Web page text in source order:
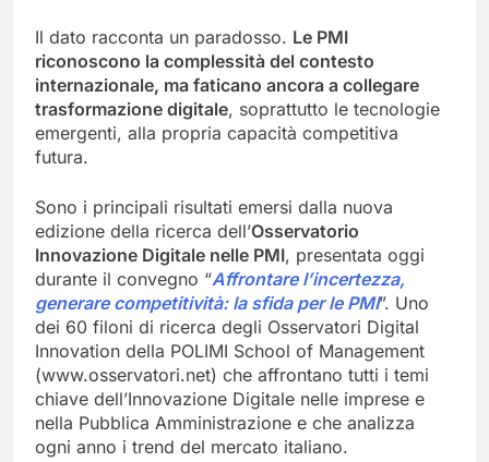
Il dato racconta un paradosso. Le PMI
riconoscono la complessità del contesto
internazionale, ma faticano ancora a collegare
trasformazione digitale, soprattutto le tecnologie
emergenti, alla propria capacità competitiva
futura.
Sono i principali risultati emersi dalla nuova
edizione della ricerca dell’Osservatorio
Innovazione Digitale nelle PMI, presentata oggi
durante il convegno “Affrontare l’incertezza,
generare competitività: la sfida per le PMI”. Uno
dei 60 filoni di ricerca degli Osservatori Digital
Innovation della POLIMI School of Management
(www.osservatori.net) che affrontano tutti i temi
chiave dell’Innovazione Digitale nelle imprese e
nella Pubblica Amministrazione e che analizza
ogni anno i trend del mercato italiano.